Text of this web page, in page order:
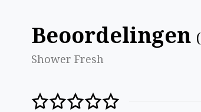
Beoordelingen (
Shower Fresh